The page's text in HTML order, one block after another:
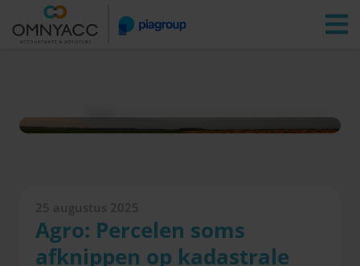
Vestigingen Zoeken
25 augustus 2025
Agro: Percelen soms
afknippen op kadastrale